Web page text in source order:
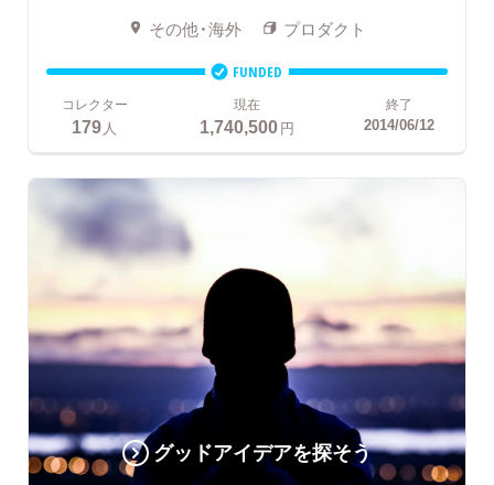
その他・海外 プロダクト
FUNDED
コレクター
179人
現在
1,740,500円
終了
2014/06/12
グッドアイデアを探そう